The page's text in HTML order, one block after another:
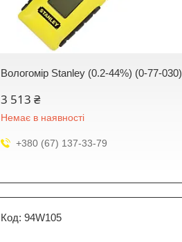
Вологомір Stanley (0.2-44%) (0-77-030)
3 513 ₴
Немає в наявності
+380 (67) 137-33-79
94W105